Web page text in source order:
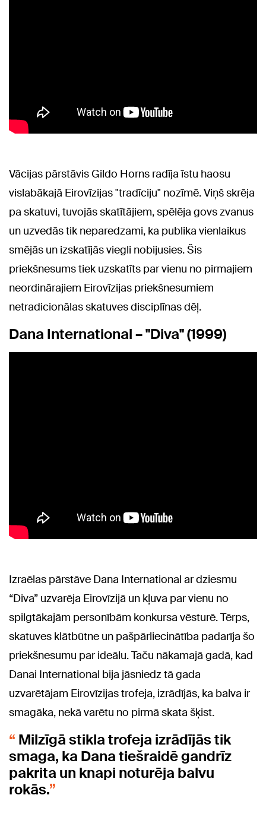
Vācijas pārstāvis Gildo Horns radīja īstu haosu
vislabākajā Eirovīzijas "tradīciju" nozīmē. Viņš skrēja
pa skatuvi, tuvojās skatītājiem, spēlēja govs zvanus
un uzvedās tik neparedzami, ka publika vienlaikus
smējās un izskatījās viegli nobijusies. Šis
priekšnesums tiek uzskatīts par vienu no pirmajiem
neordinārajiem Eirovīzijas priekšnesumiem
netradicionālas skatuves disciplīnas dēļ.
Dana International – "Diva" (1999)
Izraēlas pārstāve Dana International ar dziesmu
“Diva” uzvarēja Eirovīzijā un kļuva par vienu no
spilgtākajām personībām konkursa vēsturē. Tērps,
skatuves klātbūtne un pašpārliecinātība padarīja šo
priekšnesumu par ideālu. Taču nākamajā gadā, kad
Danai International bija jāsniedz tā gada
uzvarētājam Eirovīzijas trofeja, izrādījās, ka balva ir
smagāka, nekā varētu no pirmā skata šķist.
Milzīgā stikla trofeja izrādījās tik
smaga, ka Dana tiešraidē gandrīz
pakrita un knapi noturēja balvu
rokās.